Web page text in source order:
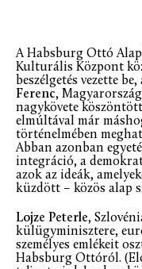
A Habsburg Ottó
Kulturális Központ
beszélgetés vezette
Ferenc,
nagykövete
elmúltával már
történelmében
Abban azonban
integráció, a
azok az ideák,
küzdött – közös alap
Lojze Peterle,
külügyminisztere,
személyes emlékeit
Habsburg Ottóról.